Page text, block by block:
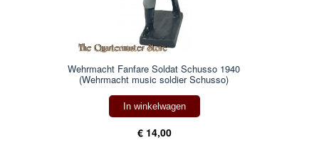
Wehrmacht Fanfare Soldat Schusso 1940
(Wehrmacht music soldier Schusso)
In winkelwagen
€ 14,00